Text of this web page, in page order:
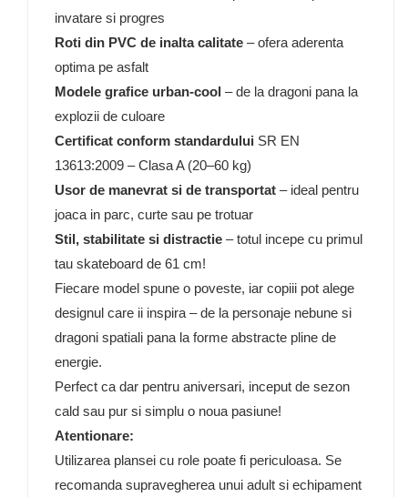
invatare si progres
Roti din PVC de inalta calitate – ofera aderenta
optima pe asfalt
Modele grafice urban-cool – de la dragoni pana la
explozii de culoare
Certificat conform standardului SR EN
13613:2009 – Clasa A (20–60 kg)
Usor de manevrat si de transportat – ideal pentru
joaca in parc, curte sau pe trotuar
Stil, stabilitate si distractie – totul incepe cu primul
tau skateboard de 61 cm!
Fiecare model spune o poveste, iar copiii pot alege
designul care ii inspira – de la personaje nebune si
dragoni spatiali pana la forme abstracte pline de
energie.
Perfect ca dar pentru aniversari, inceput de sezon
cald sau pur si simplu o noua pasiune!
Atentionare:
Utilizarea plansei cu role poate fi periculoasa. Se
recomanda supravegherea unui adult si echipament